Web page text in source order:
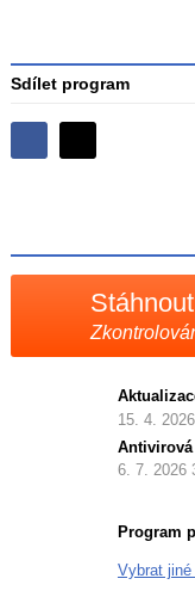
Sdílet program
Sdílejte
15. 4. 2026
6. 7. 2026
Program
Vybrat